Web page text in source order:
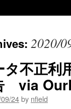
2020/
不正利
via
24by nfield